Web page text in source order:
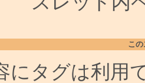
こ
にタグは利用